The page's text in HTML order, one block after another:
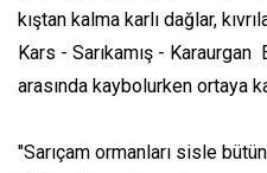
kıştan kalma karlı dağlar,
Kars - Sarıkamış -
arasında kaybolurken ortaya
"Sarıçam ormanları sisle